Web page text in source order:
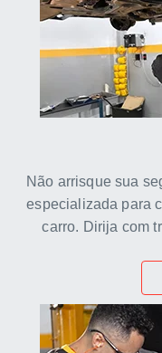
Não arrisque sua
especializada para
carro. Dirija com